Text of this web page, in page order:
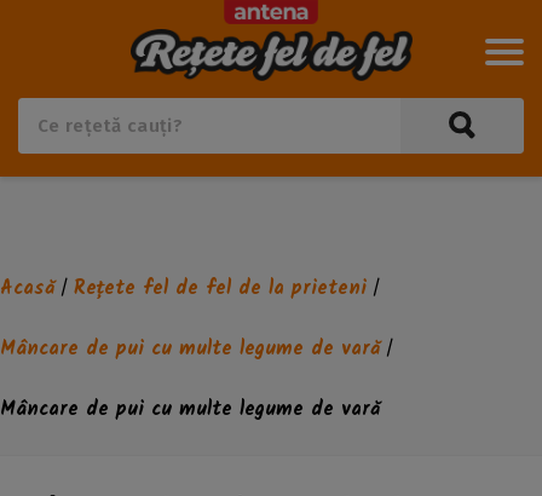
Acasă/ Rețete fel de fel de la prieteni /
Mâncare de pui cu multe legume de vară/
Mâncare de pui cu multe legume de vară